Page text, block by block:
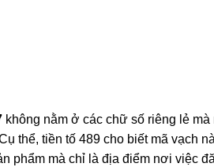
không nằm ở các chữ số riêng lẻ
thể, tiền tố 489 cho biết mã vạch
phẩm mà chỉ là địa điểm nơi việc